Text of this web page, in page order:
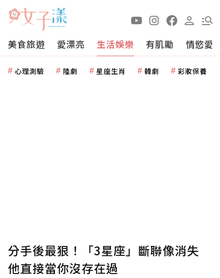
美食旅遊 愛漂亮 生活娛樂 有肌勵 情慾愛
心理測驗 陸劇 星座生肖 韓劇 彩妝保養
分手後最狠！「3星座」斷聯像消失
他直接當你沒存在過